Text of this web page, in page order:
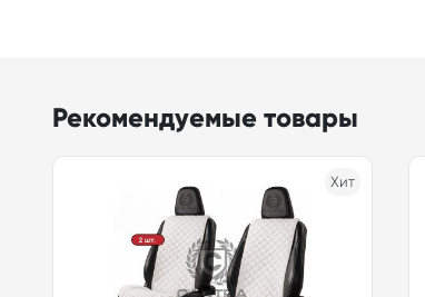
Рекомендуемые товары
Хит